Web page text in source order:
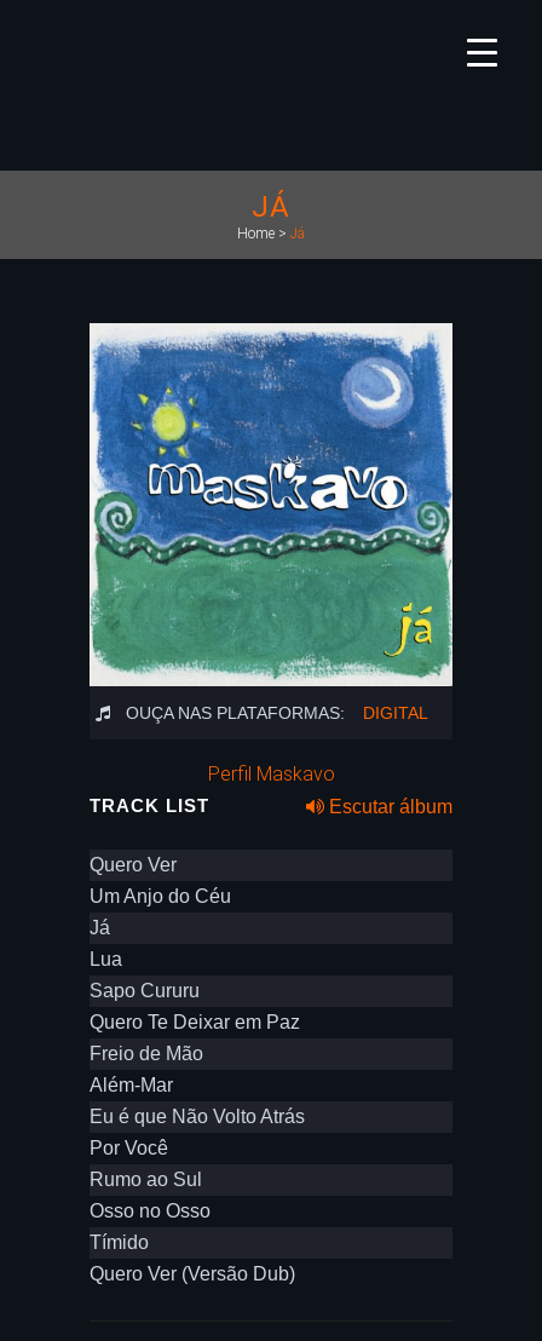
JÁ
Home > Já
OUÇA NAS PLATAFORMAS: DIGITAL
Perfil Maskavo
TRACK LIST Escutar álbum
Quero Ver
Um Anjo do Céu
Já
Lua
Sapo Cururu
Quero Te Deixar em Paz
Freio de Mão
Além-Mar
Eu é que Não Volto Atrás
Por Você
Rumo ao Sul
Osso no Osso
Tímido
Quero Ver (Versão Dub)